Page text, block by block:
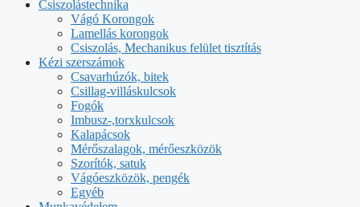
Csiszolástechnika
Vágó Korongok
Lamellás korongok
Csiszolás, Mechanikus felület tisztítás
Kézi szerszámok
Csavarhúzók, bitek
Csillag-villáskulcsok
Fogók
Imbusz-,torxkulcsok
Kalapácsok
Mérőszalagok, mérőeszközök
Szorítók, satuk
Vágóeszközök, pengék
Egyéb